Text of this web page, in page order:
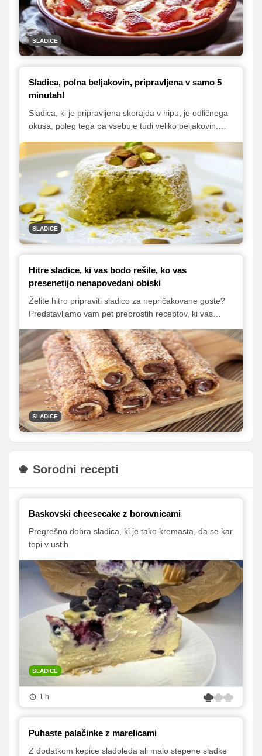
SLADICE
Sladica, polna beljakovin, pripravljena v samo 5
minutah!
Sladica, ki je pripravljena skorajda v hipu, je odličnega
okusa, poleg tega pa vsebuje tudi veliko beljakovin.
ljubitelje hitrih in zdravih sladic. Ta recept združuje okus
pistacij s pomembnimi beljakovinami iz grškega jogurta
in jajc. Uživajte v bogati, kremasti teksturi in
neverjetnem okusu brez slabe vesti!
SLADICE
Hitre sladice, ki vas bodo rešile, ko vas
presenetijo nenapovedani obiski
Želite hitro pripraviti sladico za nepričakovane goste?
Predstavljamo vam pet preprostih receptov, ki vas
jagodami in smetano, maskarponejevo kremo v
kozarčku ali pa se odločite za okusno orehovo pecivo.
SLADICE
Sorodni recepti
Baskovski cheesecake z borovnicami
Pregrešno dobra sladica, ki je tako kremasta, da se kar
topi v ustih.
SLADICE
1 h
Puhaste palačinke z marelicami
Z dodatkom kepice sladoleda ali malo stepene sladke